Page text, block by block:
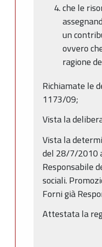
che le
un
ovvero
ragione
Richiamate le
1173/09;
Vista la
Vista la
del 28/7/2010
Responsabile
sociali.
Forni già
Attestata la